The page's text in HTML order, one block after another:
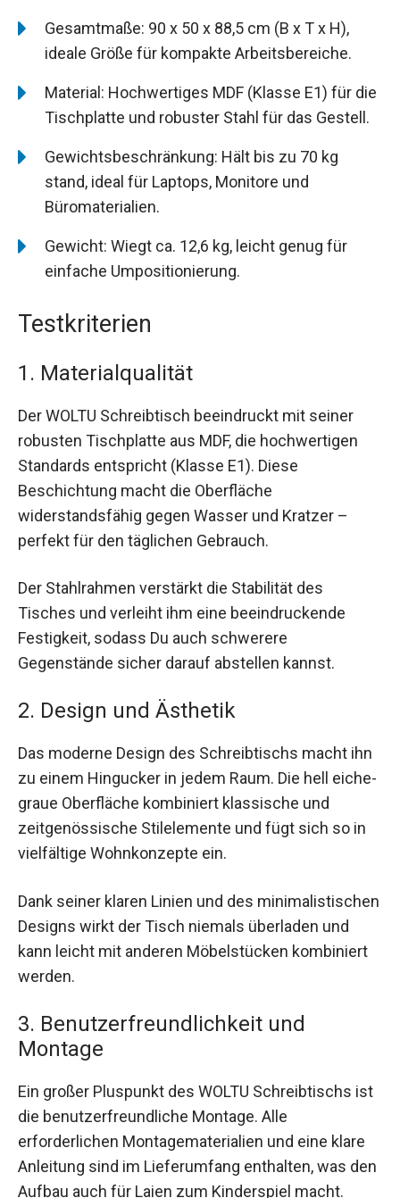
Gesamtmaße: 90 x 50 x 88,5 cm (B x T x H),
ideale Größe für kompakte Arbeitsbereiche.
Material: Hochwertiges MDF (Klasse E1) für die
Tischplatte und robuster Stahl für das Gestell.
Gewichtsbeschränkung: Hält bis zu 70 kg
stand, ideal für Laptops, Monitore und
Büromaterialien.
Gewicht: Wiegt ca. 12,6 kg, leicht genug für
einfache Umpositionierung.
Testkriterien
1. Materialqualität
Der WOLTU Schreibtisch beeindruckt mit seiner
robusten Tischplatte aus MDF, die hochwertigen
Standards entspricht (Klasse E1). Diese
Beschichtung macht die Oberfläche
widerstandsfähig gegen Wasser und Kratzer –
perfekt für den täglichen Gebrauch.
Der Stahlrahmen verstärkt die Stabilität des
Tisches und verleiht ihm eine beeindruckende
Festigkeit, sodass Du auch schwerere
Gegenstände sicher darauf abstellen kannst.
2. Design und Ästhetik
Das moderne Design des Schreibtischs macht ihn
zu einem Hingucker in jedem Raum. Die hell eiche-
graue Oberfläche kombiniert klassische und
zeitgenössische Stilelemente und fügt sich so in
vielfältige Wohnkonzepte ein.
Dank seiner klaren Linien und des minimalistischen
Designs wirkt der Tisch niemals überladen und
kann leicht mit anderen Möbelstücken kombiniert
werden.
3. Benutzerfreundlichkeit und
Montage
Ein großer Pluspunkt des WOLTU Schreibtischs ist
die benutzerfreundliche Montage. Alle
erforderlichen Montagematerialien und eine klare
Anleitung sind im Lieferumfang enthalten, was den
Aufbau auch für Laien zum Kinderspiel macht.